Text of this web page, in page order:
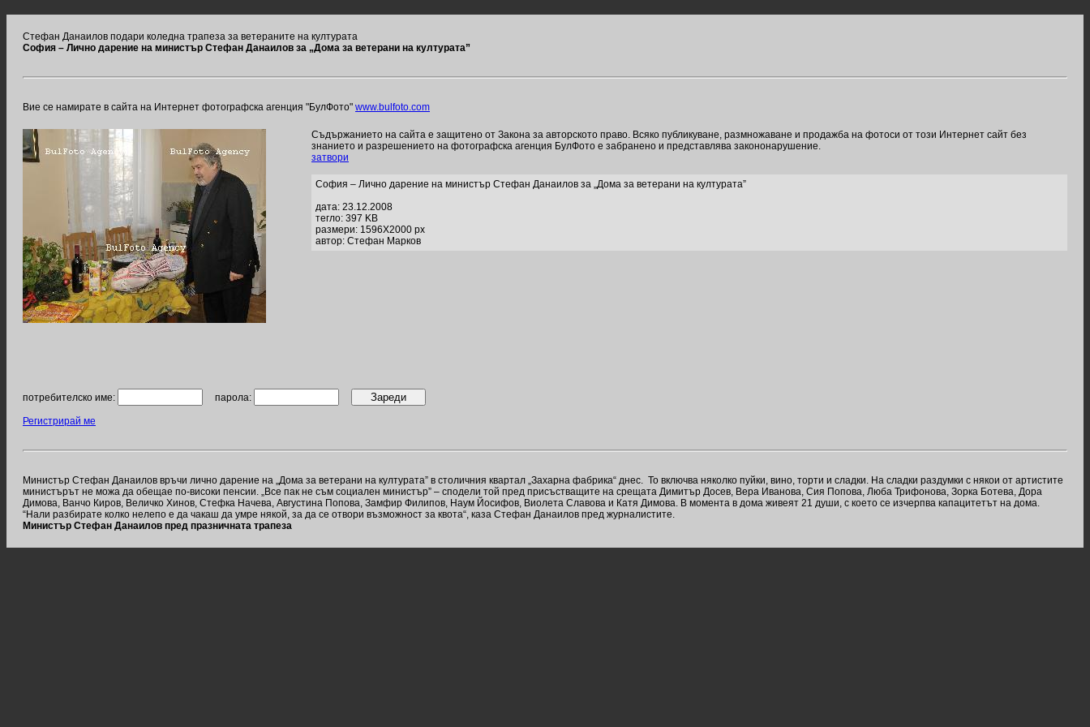
Стефан Данаилов подари коледна трапеза за ветераните на културата
София – Лично дарение на министър Стефан Данаилов за „Дома за ветерани на културата”
Вие се намирате в сайта на Интернет фотографска агенция "БулФото" www.bulfoto.com
Съдържанието на сайта е защитено от Закона за авторското право. Всяко публикуване, размножаване и продажба на фотоси от този Интернет сайт без
знанието и разрешението на фотографска агенция БулФото е забранено и представлява закононарушение.
затвори
София – Лично дарение на министър Стефан Данаилов за „Дома за ветерани на културата”
дата: 23.12.2008
тегло: 397 KB
размери: 1596X2000 px
автор: Стефан Марков
потребителско име: парола:
Регистрирай ме
Министър Стефан Данаилов връчи лично дарение на „Дома за ветерани на културата” в столичния квартал „Захарна фабрика“ днес. То включва няколко пуйки, вино, торти и сладки. На сладки раздумки с някои от артистите
министърът не можа да обещае по-високи пенсии. „Все пак не съм социален министър” – сподели той пред присъстващите на срещата Димитър Досев, Вера Иванова, Сия Попова, Люба Трифонова, Зорка Ботева, Дора
Димова, Ванчо Киров, Величко Хинов, Стефка Начева, Августина Попова, Замфир Филипов, Наум Йосифов, Виолета Славова и Катя Димова. В момента в дома живеят 21 души, с което се изчерпва капацитетът на дома.
“Нали разбирате колко нелепо е да чакаш да умре някой, за да се отвори възможност за квота“, каза Стефан Данаилов пред журналистите.
Министър Стефан Данаилов пред празничната трапеза